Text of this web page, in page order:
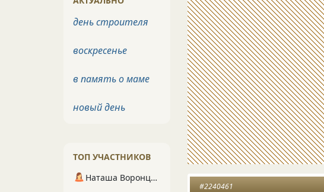
#2240461
день строителя
воскресенье
в память о маме
новый день
ТОП УЧАСТНИКОВ
Наташа Воронцова